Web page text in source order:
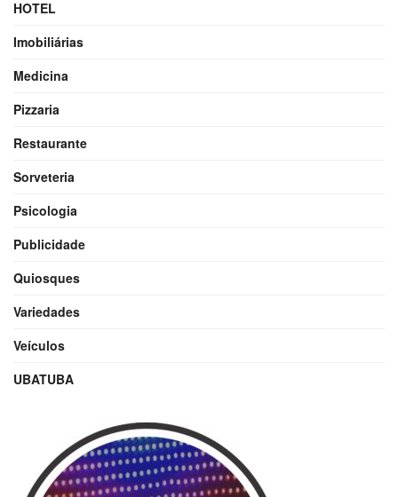
HOTEL
Imobiliárias
Medicina
Pizzaria
Restaurante
Sorveteria
Psicologia
Publicidade
Quiosques
Variedades
Veículos
UBATUBA